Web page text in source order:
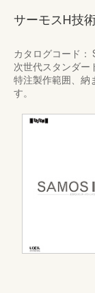
サーモスH技
カタログコード：
次世代スタンダー
特注製作範囲、納
す。